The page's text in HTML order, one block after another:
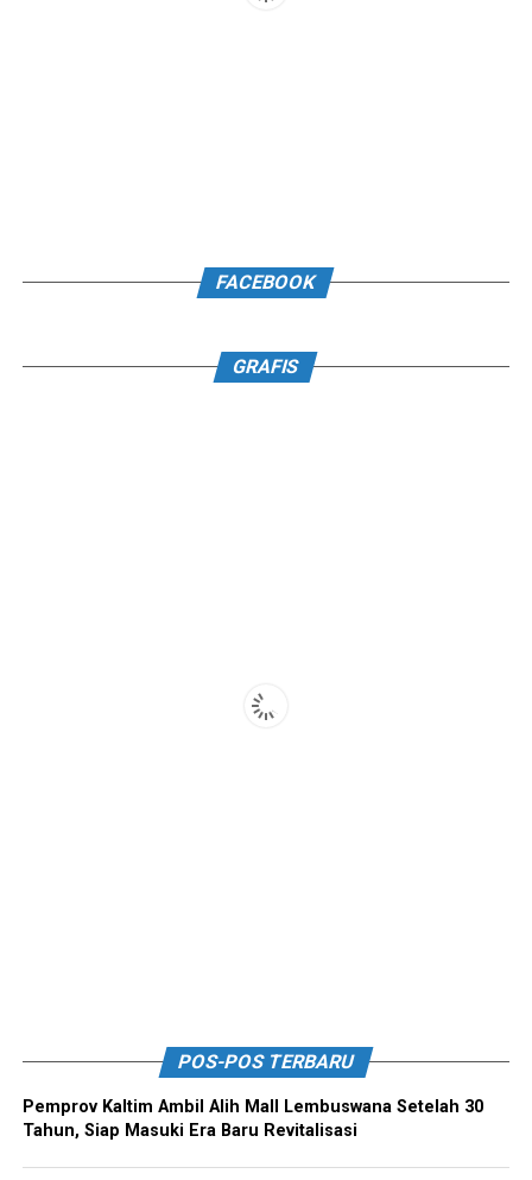
FACEBOOK
GRAFIS
POS-POS TERBARU
Pemprov Kaltim Ambil Alih Mall Lembuswana Setelah 30
Tahun, Siap Masuki Era Baru Revitalisasi